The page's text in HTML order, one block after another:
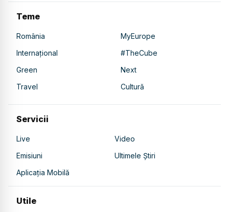
Teme
România
MyEurope
Internațional
#TheCube
Green
Next
Travel
Cultură
Servicii
Live
Video
Emisiuni
Ultimele Știri
Aplicația Mobilă
Utile